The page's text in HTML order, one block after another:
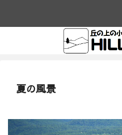
夏の風景